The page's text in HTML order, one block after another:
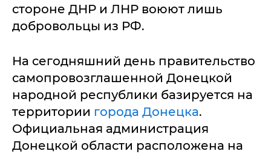
стороне ДНР и ЛНР воюют лишь
добровольцы из РФ.
На сегодняшний день правительство
самопровозглашенной Донецкой
народной республики базируется на
территории города Донецка.
Официальная администрация
Донецкой области расположена на